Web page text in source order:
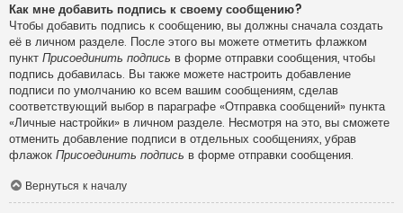
Как мне добавить подпись к своему сообщению?
Чтобы добавить подпись к сообщению, вы должны сначала создать
её в личном разделе. После этого вы можете отметить флажком
пункт Присоединить подпись в форме отправки сообщения, чтобы
подпись добавилась. Вы также можете настроить добавление
подписи по умолчанию ко всем вашим сообщениям, сделав
соответствующий выбор в параграфе «Отправка сообщений» пункта
«Личные настройки» в личном разделе. Несмотря на это, вы сможете
отменить добавление подписи в отдельных сообщениях, убрав
флажок Присоединить подпись в форме отправки сообщения.
Вернуться к началу